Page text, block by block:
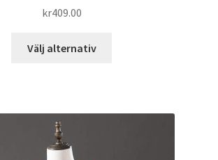
kr409.00
Välj alternativ